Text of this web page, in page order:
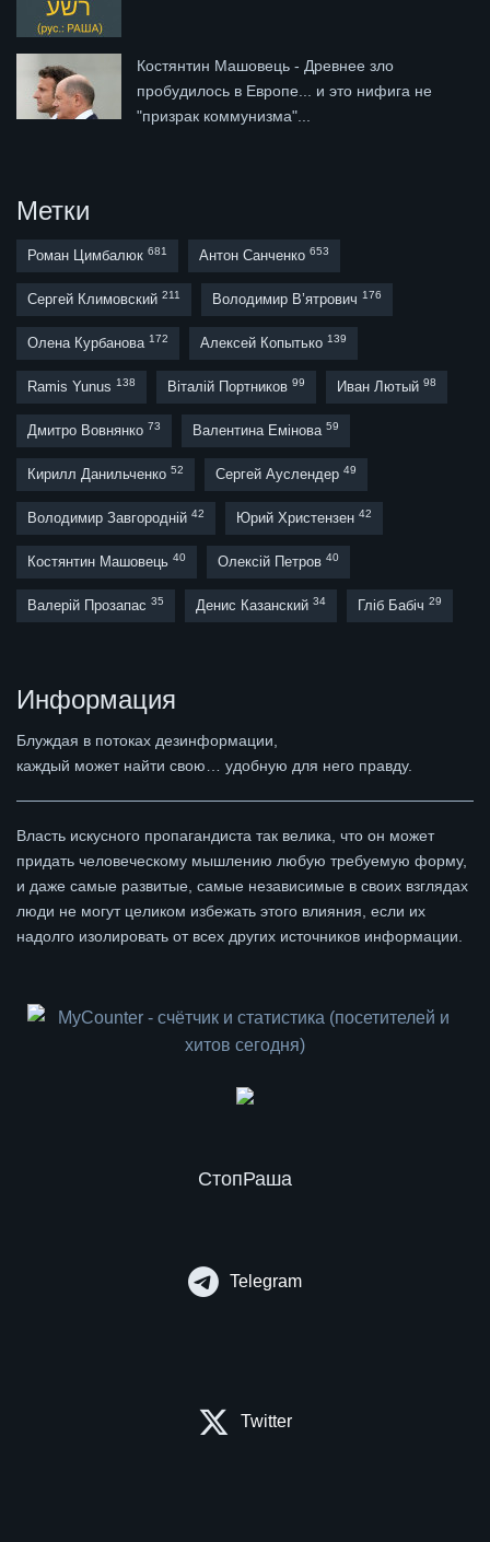
Костянтин Машовець - Древнее зло
пробудилось в Европе... и это нифига не
"призрак коммунизма"...
Метки
Роман Цимбалюк 681 Антон Санченко 653
Сергей Климовский 211 Володимир В’ятрович 176
Олена Курбанова 172 Алексей Копытько 139
Ramis Yunus 138 Віталій Портников 99 Иван Лютый 98
Дмитро Вовнянко 73 Валентина Емінова 59
Кирилл Данильченко 52 Сергей Ауслендер 49
Володимир Завгородній 42 Юрий Христензен 42
Костянтин Машовець 40 Олексій Петров 40
Валерій Прозапас 35 Денис Казанский 34 Гліб Бабіч 29
Информация
Блуждая в потоках дезинформации,
каждый может найти свою… удобную для него правду.
Власть искусного пропагандиста так велика, что он может
придать человеческому мышлению любую требуемую форму,
и даже самые развитые, самые независимые в своих взглядах
люди не могут целиком избежать этого влияния, если их
надолго изолировать от всех других источников информации.
СтопРаша
Telegram
Twitter